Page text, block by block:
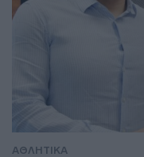
ΑΘΛΗΤΙΚΑ